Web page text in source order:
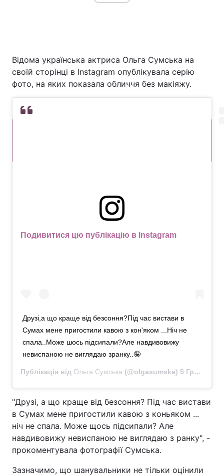
Відома українська актриса Ольга Сумська на
своїй сторінці в Instagram опублікувала серію
фото, на яких показала обличчя без макіяжу.
ЧИТАЙТЕ ТАКОЖ
Подивитися цю публікацію в Instagram
Друзі,а що краще від безсоння?Під час вистави в
Сумах мене пригостили кавою з кон'яком ...Ніч не
спала..Може шось підсипали?Але навдивовижу
невиспаною не виглядаю зранку..🤪
Публікація від Ольга Сумська (@olgasumska) 5 Грудня 2019 в 11:27 PST
"Друзі, а що краще від безсоння? Під час вистави
в Сумах мене пригостили кавою з коньяком ...
ніч не спала. Може щось підсипали? Але
навдивовижу невиспаною не виглядаю з ранку", -
прокоментувала фотографії Сумська.
Зазначимо, що шанувальники не тільки оцінили